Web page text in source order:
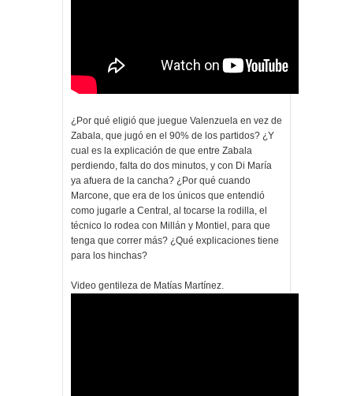
¿Por qué eligió que juegue Valenzuela en vez de
Zabala, que jugó en el 90% de los partidos? ¿Y
cual es la explicación de que entre Zabala
perdiendo, falta do dos minutos, y con Di María
ya afuera de la cancha? ¿Por qué cuando
Marcone, que era de los únicos que entendió
como jugarle a Central, al tocarse la rodilla, el
técnico lo rodea con Millán y Montiel, para que
tenga que correr más? ¿Qué explicaciones tiene
para los hinchas?
Video gentileza de Matías Martínez.